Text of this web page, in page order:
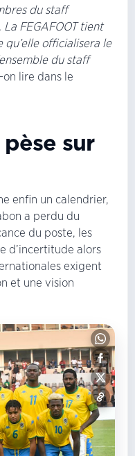
du staff
FEGAFOOT tient
qu’elle officialisera le
du staff
lire dans le
sur
enfin un calendrier,
a perdu du
du poste, les
d’incertitude alors
exigent
et une vision